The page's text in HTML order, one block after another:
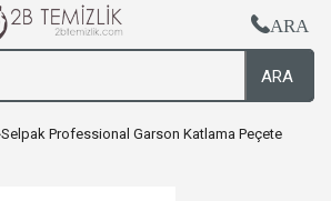
ARA
ARA
Selpak Professional Garson Katlama Peçete